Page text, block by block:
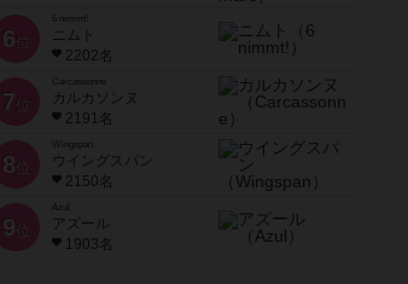
6 位
ニムト
2202名
7 位
Carcassonne
カルカソンヌ
2191名
8 位
Wingspan
ウイングスパン
2150名
9 位
Azul
アズール
1903名